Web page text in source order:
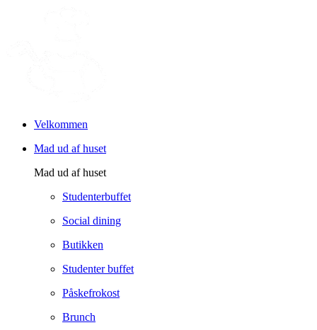
Velkommen
Mad ud af huset
Mad ud af huset
Studenterbuffet
Social dining
Butikken
Studenter buffet
Påskefrokost
Brunch